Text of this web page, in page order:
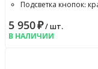
Подсветка кнопок:
5 950₽/ шт.
В НАЛИЧИИ